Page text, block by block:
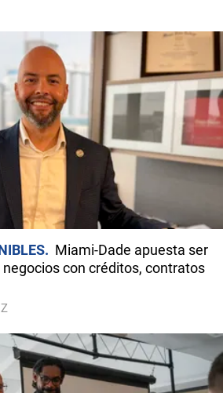
Miami-Dade apuesta ser
con créditos, contratos